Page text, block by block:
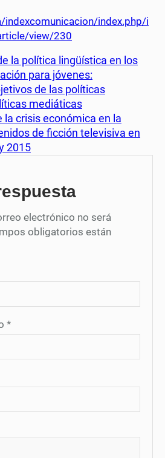
indexcomunicacion/index.php/i
view/230
la política lingüística en los
para jóvenes:
de las políticas
mediáticas
la crisis económica en la
de ficción televisiva en
2015
electrónico no será
obligatorios están
*